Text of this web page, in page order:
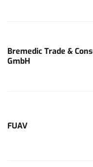
Bremedic Trade &
GmbH
FUAV